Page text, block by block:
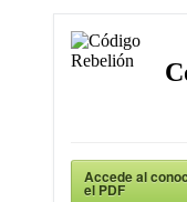
Accede al
el PDF